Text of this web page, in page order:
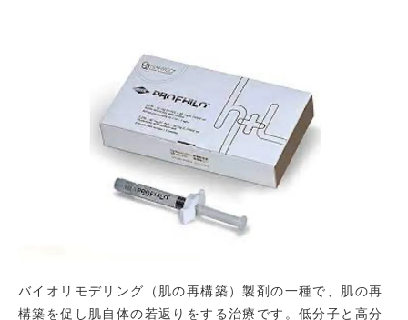
バイオリモデリング（肌の再構築）製剤の一種で、肌の再
構築を促し肌自体の若返りをする治療です。低分子と高分